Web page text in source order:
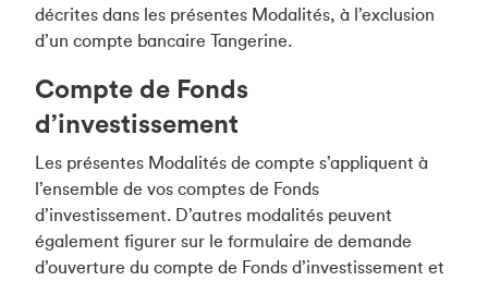
décrites dans les présentes Modalités, à l’exclusion
d’un compte bancaire Tangerine.
Compte de Fonds
d’investissement
Les présentes Modalités de compte s’appliquent à
l’ensemble de vos comptes de Fonds
d’investissement. D’autres modalités peuvent
également figurer sur le formulaire de demande
d’ouverture du compte de Fonds d’investissement et